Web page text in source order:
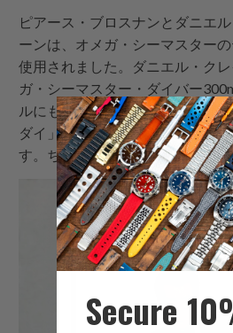
ピアース・ブロスナンとダニエ
ーンは、オメガ・シーマスター
使用されました。ダニエル・ク
ガ・シーマスター・ダイバー
ルにも出演しており、映画「007
ダイ」（2021年）に登場する新
す。ちなみに、これが私たちを…
Secure